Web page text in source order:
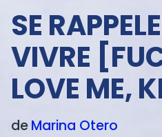
AUTEURS
À L'AFFICHE
CATALOGUE
DISTINCTIONS
CRITIQUES
texte
SE
VIVRE
LOVE ME,
deMarina Otero